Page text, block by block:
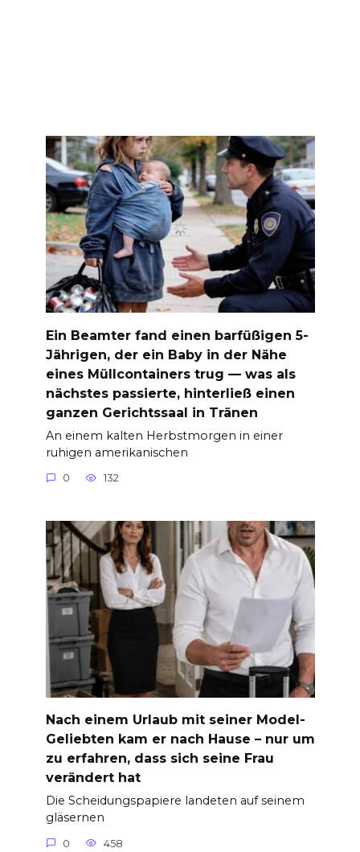
Ein Beamter fand einen barfüßigen 5-
Jährigen, der ein Baby in der Nähe
eines Müllcontainers trug — was als
nächstes passierte, hinterließ einen
ganzen Gerichtssaal in Tränen
An einem kalten Herbstmorgen in einer
ruhigen amerikanischen
0 132
Nach einem Urlaub mit seiner Model-
Geliebten kam er nach Hause – nur um
zu erfahren, dass sich seine Frau
verändert hat
Die Scheidungspapiere landeten auf seinem
gläsernen
0 458